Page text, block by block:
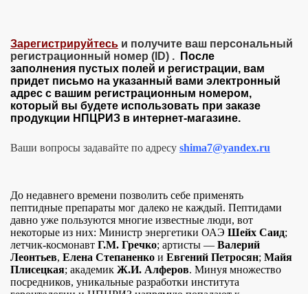
Зарегистрируйтесь и получите ваш персональный
регистрационный номер (ID) .
После
заполнения пустых полей и регистрации, вам
придет письмо на указанный вами электронный
адрес с вашим регистрационным номером,
который вы будете использовать при заказе
продукции НПЦРИЗ в интернет-магазине.
Ваши вопросы задавайте по адресу shima7@yandex.ru
До недавнего времени позволить себе применять
пептидные препараты мог далеко не каждый. Пептидами
давно уже пользуются многие известные люди, вот
некоторые из них: Министр энергетики ОАЭ Шейх Саид;
летчик-космонавт Г.М. Гречко; артисты — Валерий
Леонтьев, Елена Степаненко и Евгений Петросян; Майя
Плисецкая; академик Ж.И. Алферов. Минуя множество
посредников, уникальные разработки института